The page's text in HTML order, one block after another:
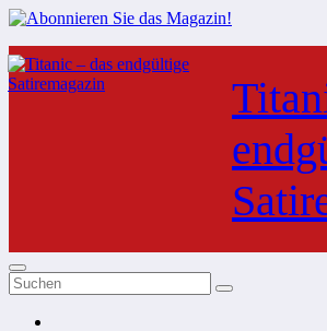
Zum
Inhalt
springen